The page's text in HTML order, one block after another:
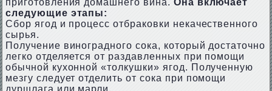
приготовления домашнего вина. Она включает
следующие этапы:
Сбор ягод и процесс отбраковки некачественного
сырья.
Получение виноградного сока, который достаточно
легко отделяется от раздавленных при помощи
обычной кухонной «толкушки» ягод. Полученную
мезгу следует отделить от сока при помощи
дуршлага или марли.